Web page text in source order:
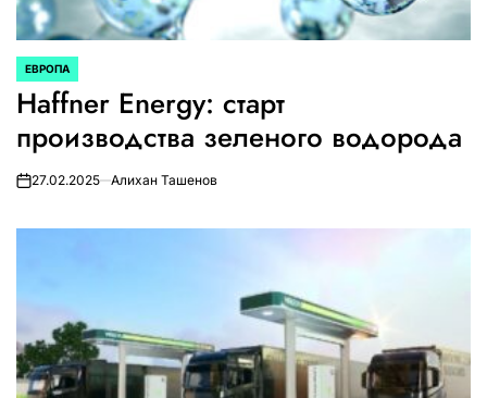
ОПУБЛИКОВАНО
В
ЕВРОПА
Haffner Energy: старт
производства зеленого водорода
on27.02.2025 Алихан Ташенов